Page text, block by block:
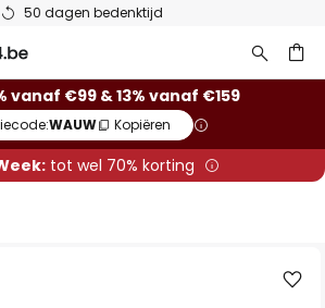
50 dagen bedenktijd
vanaf €99 & 13% vanaf €159
WAUW Kopiëren
tot wel 70% korting